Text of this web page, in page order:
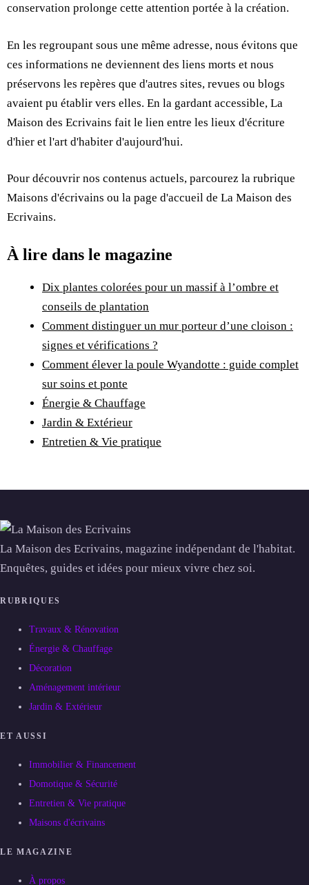
conservation prolonge cette attention portée à la création.
En les regroupant sous une même adresse, nous évitons que
ces informations ne deviennent des liens morts et nous
préservons les repères que d'autres sites, revues ou blogs
avaient pu établir vers elles. En la gardant accessible, La
Maison des Ecrivains fait le lien entre les lieux d'écriture
d'hier et l'art d'habiter d'aujourd'hui.
Pour découvrir nos contenus actuels, parcourez la rubrique
Maisons d'écrivains ou la page d'accueil de La Maison des
Ecrivains.
À lire dans le magazine
Dix plantes colorées pour un massif à l’ombre et
conseils de plantation
Comment distinguer un mur porteur d’une cloison :
signes et vérifications ?
Comment élever la poule Wyandotte : guide complet
sur soins et ponte
Énergie & Chauffage
Jardin & Extérieur
Entretien & Vie pratique
La Maison des Ecrivains, magazine indépendant de l'habitat.
Enquêtes, guides et idées pour mieux vivre chez soi.
RUBRIQUES
Travaux & Rénovation
Énergie & Chauffage
Décoration
Aménagement intérieur
Jardin & Extérieur
ET AUSSI
Immobilier & Financement
Domotique & Sécurité
Entretien & Vie pratique
Maisons d'écrivains
LE MAGAZINE
À propos